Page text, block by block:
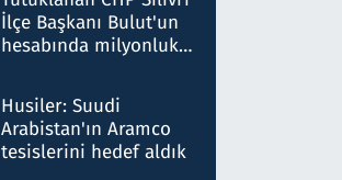
yalanladı
İlçe Başkanı Bulut'un
hesabında milyonluk
talimat verdi, ben
gönderdim
Husiler: Suudi
Arabistan'ın Aramco
tesislerini hedef aldık